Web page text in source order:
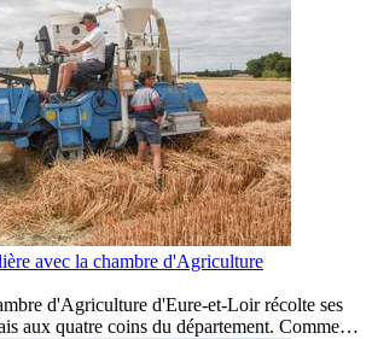
avec la chambre d'Agriculture
d'Agriculture d'Eure-et-Loir récolte ses
aux quatre coins du département. Comme…